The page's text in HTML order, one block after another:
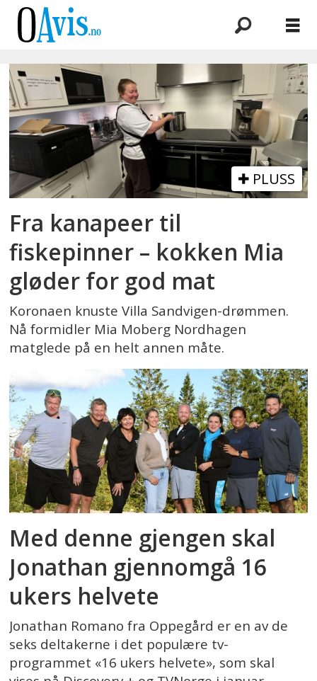
Emne:
kokk
PLUSS
Fra kanapeer til
fiskepinner – kokken Mia
gløder for god mat
Koronaen knuste Villa Sandvigen-drømmen.
Nå formidler Mia Moberg Nordhagen
matglede på en helt annen måte.
Med denne gjengen skal
Jonathan gjennomgå 16
ukers helvete
Jonathan Romano fra Oppegård er en av de
seks deltakerne i det populære tv-
programmet «16 ukers helvete», som skal